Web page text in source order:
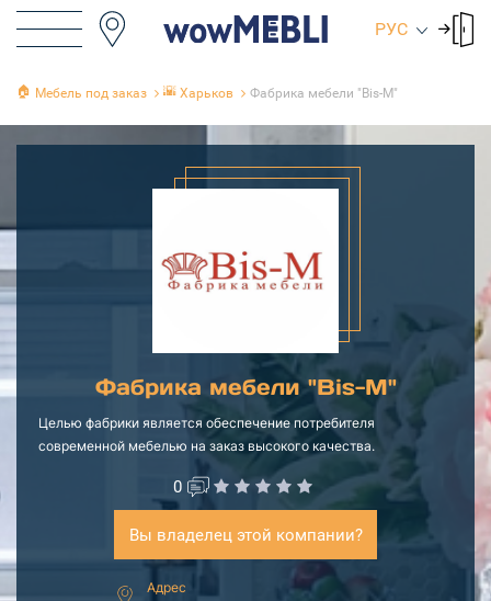
РУС
🏠 Мебель под заказ 🌇 Харьков Фабрика мебели "Bis-M"
Фабрика мебели "Bis-M"
Целью фабрики является обеспечение потребителя
современной мебелью на заказ высокого качества.
0
Вы владелец этой компании?
Адрес